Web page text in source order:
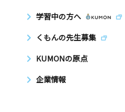
学習中の方へ
くもんの先生募集
KUMONの原点
企業情報